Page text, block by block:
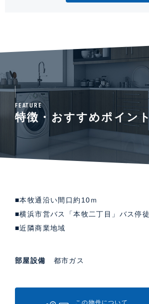
FEATURE
特徴・おすすめポイント
■本牧通沿い間口約10ｍ
■横浜市営バス「本牧二丁目」バス停
■近隣商業地域
部屋設備 都市ガス